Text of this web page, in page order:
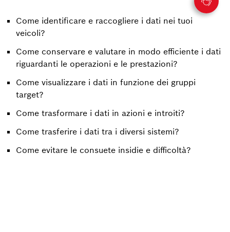
Come identificare e raccogliere i dati nei tuoi
veicoli?
Come conservare e valutare in modo efficiente i dati
riguardanti le operazioni e le prestazioni?
Come visualizzare i dati in funzione dei gruppi
target?
Come trasformare i dati in azioni e introiti?
Come trasferire i dati tra i diversi sistemi?
Come evitare le consuete insidie e difficoltà?